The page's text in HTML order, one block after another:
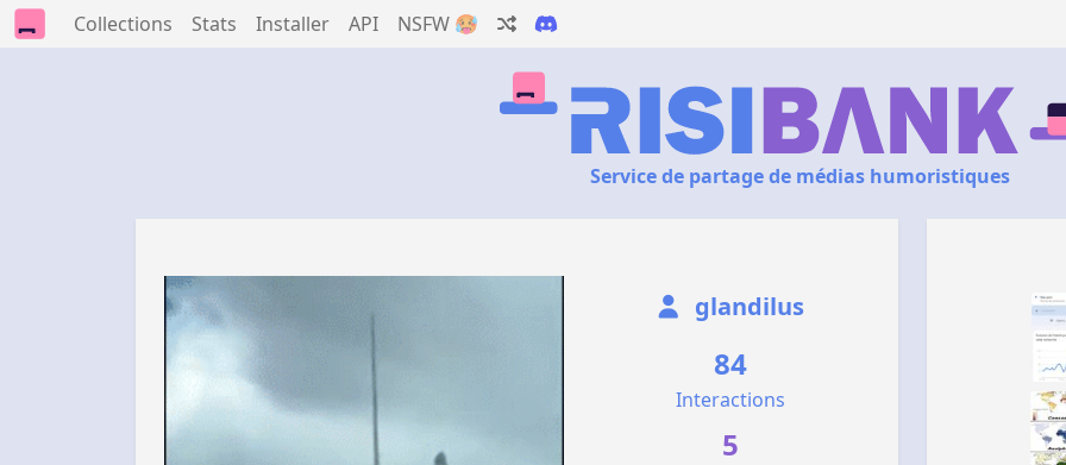
Collections Stats Installer API NSFW 🥵
Service de partage de médias humoristiques
glandilus
84
Interactions
5